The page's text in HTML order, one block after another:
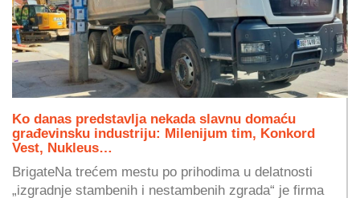
Ko danas predstavlja nekada slavnu domaću
građevinsku industriju: Milenijum tim, Konkord
Vest, Nukleus…
BrigateNa trećem mestu po prihodima u delatnosti
„izgradnje stambenih i nestambenih zgrada“ je firma